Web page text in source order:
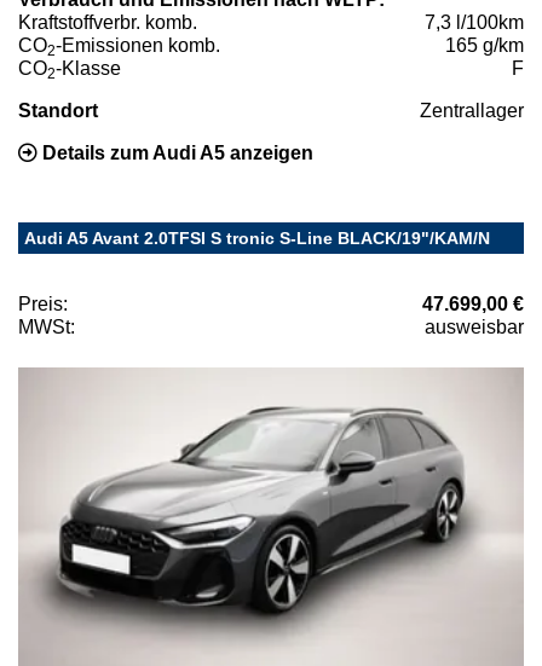
Kraftstoffverbr. komb.
7,3 l/100km
CO2-Emissionen komb.
165 g/km
CO2-Klasse F
Standort Zentrallager
Details zum Audi A5 anzeigen
Audi A5 Avant 2.0TFSI S tronic S-Line BLACK/19"/KAM/N
Preis:
47.699,00 €
MWSt:
ausweisbar